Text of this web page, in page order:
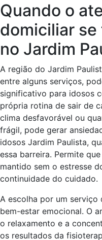
Quando o
domiciliar
no Jardim
A região do Jardim
entre alguns serviços,
significativo para idosos
própria rotina de sair de
clima desfavorável ou
frágil, pode gerar
idosos Jardim Paulista,
essa barreira. Permite
mantido sem o estresse
continuidade do cuidado.
A escolha por um
bem-estar emocional. O
o relaxamento e a
os resultados da